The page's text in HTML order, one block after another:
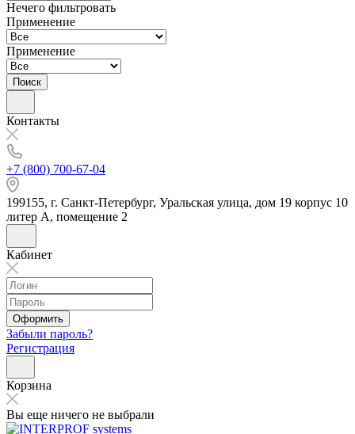
Нечего фильтровать
Применение
Применение
Поиск
Контакты
+7 (800) 700-67-04
199155, г. Санкт-Петербург, Уральская улица, дом 19 корпус 10
литер А, помещение 2
Кабинет
Оформить
Забыли пароль?
Регистрация
Корзина
Вы еще ничего не выбрали